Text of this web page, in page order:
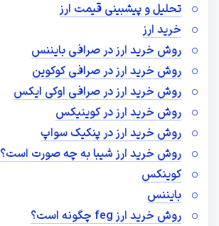
تحلیل و پیشبینی قیمت ارز
خرید ارز
روش خرید ارز در صرافی بایننس
روش خرید ارز در صرافی کوکوین
روش خرید ارز در صرافی اوکی ایکس
روش خرید ارز در کوینیکس
روش خرید ارز در پنکیک سواپ
روش خرید ارز شیبا به چه صورت است؟
کوینکس
بایننس
روش خرید ارز feg چگونه است؟